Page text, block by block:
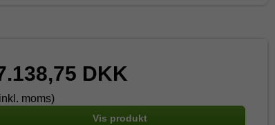
DKK
moms)
Vis produkt